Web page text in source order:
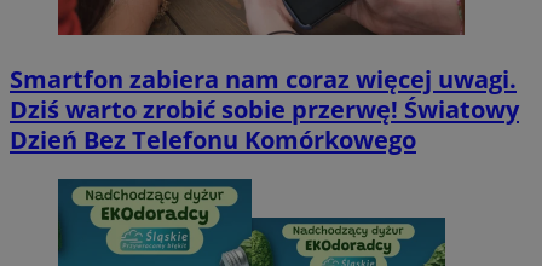
Smartfon zabiera nam coraz więcej uwagi.
Dziś warto zrobić sobie przerwę! Światowy
Dzień Bez Telefonu Komórkowego